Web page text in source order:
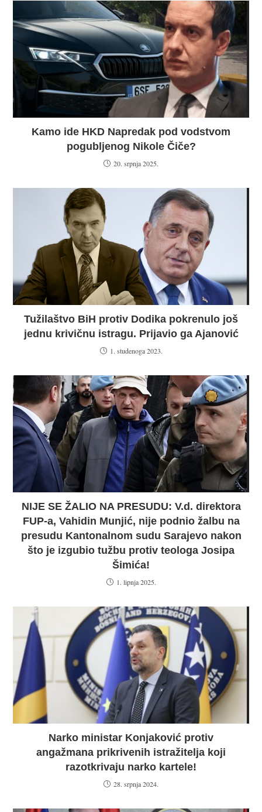
Kamo ide HKD Napredak pod vodstvom
pogubljenog Nikole Čiče?
20. srpnja 2025.
Tužilaštvo BiH protiv Dodika pokrenulo još
jednu krivičnu istragu. Prijavio ga Ajanović
1. studenoga 2023.
NIJE SE ŽALIO NA PRESUDU: V.d. direktora
FUP-a, Vahidin Munjić, nije podnio žalbu na
presudu Kantonalnom sudu Sarajevo nakon
što je izgubio tužbu protiv teologa Josipa
Šimića!
1. lipnja 2025.
Narko ministar Konjaković protiv
angažmana prikrivenih istražitelja koji
razotkrivaju narko kartele!
28. srpnja 2024.